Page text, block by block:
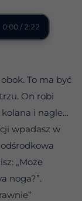
0:00 / 2:22
To ma być
On robi
kolana i nagle…
wpadasz w
„Może
noga?”.